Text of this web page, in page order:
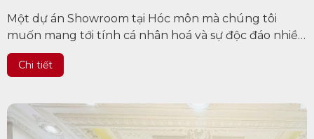
Một dự án Showroom tại Hóc môn mà chúng tôi
muốn mang tới tính cá nhân hoá và sự độc đáo nhiều
hơn. Không còn là những tông màu cơ bản, thiết kế...
Chi tiết